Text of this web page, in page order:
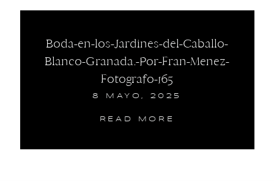
Boda-en-los-Jardines-del-Caballo-
Blanco-Granada.-Por-Fran-Menez-
Fotografo-165
8 MAYO, 2025
READ MORE